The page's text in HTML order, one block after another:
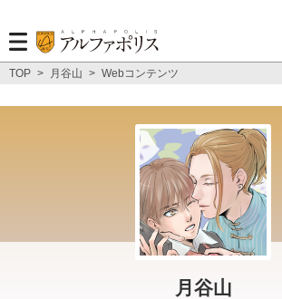
TOP > 月谷山 > Webコンテンツ
月谷山